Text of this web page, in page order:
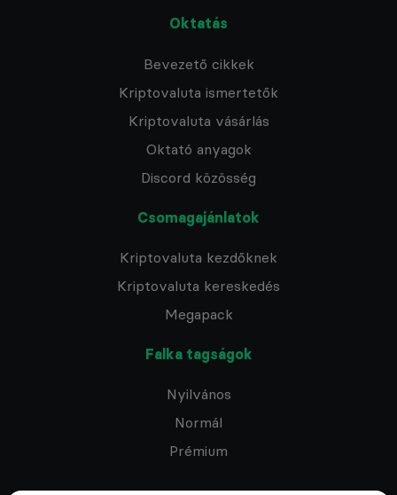
Oktatás
Bevezető cikkek
Kriptovaluta ismertetők
Kriptovaluta vásárlás
Oktató anyagok
Discord közösség
Csomagajánlatok
Kriptovaluta kezdőknek
Kriptovaluta kereskedés
Megapack
Falka tagságok
Nyilvános
Normál
Prémium